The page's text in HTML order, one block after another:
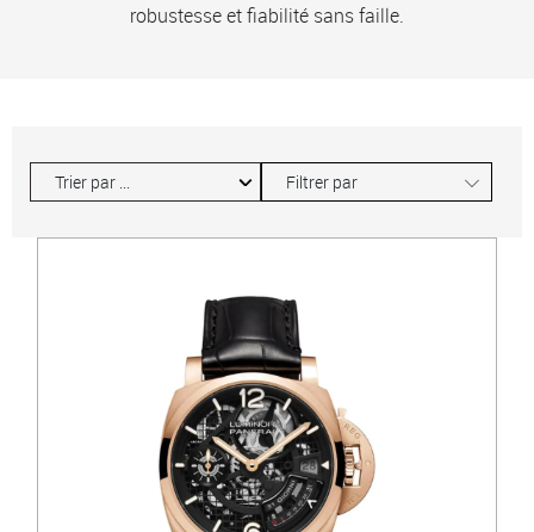
robustesse et fiabilité sans faille.
Filtrer par ∟